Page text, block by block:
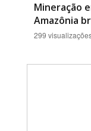
Mineração
Amazônia
299